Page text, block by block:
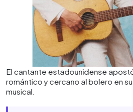
El cantante estadounidense
romántico y cercano al bolero en
musical.